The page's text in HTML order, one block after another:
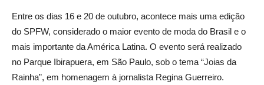
Entre os dias 16 e 20 de outubro, acontece mais uma edição
do SPFW, considerado o maior evento de moda do Brasil e o
mais importante da América Latina. O evento será realizado
no Parque Ibirapuera, em São Paulo, sob o tema “Joias da
Rainha”, em homenagem à jornalista Regina Guerreiro.